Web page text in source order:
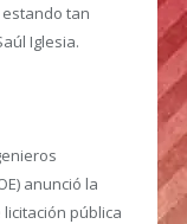
tan
Iglesia.
anunció la
pública